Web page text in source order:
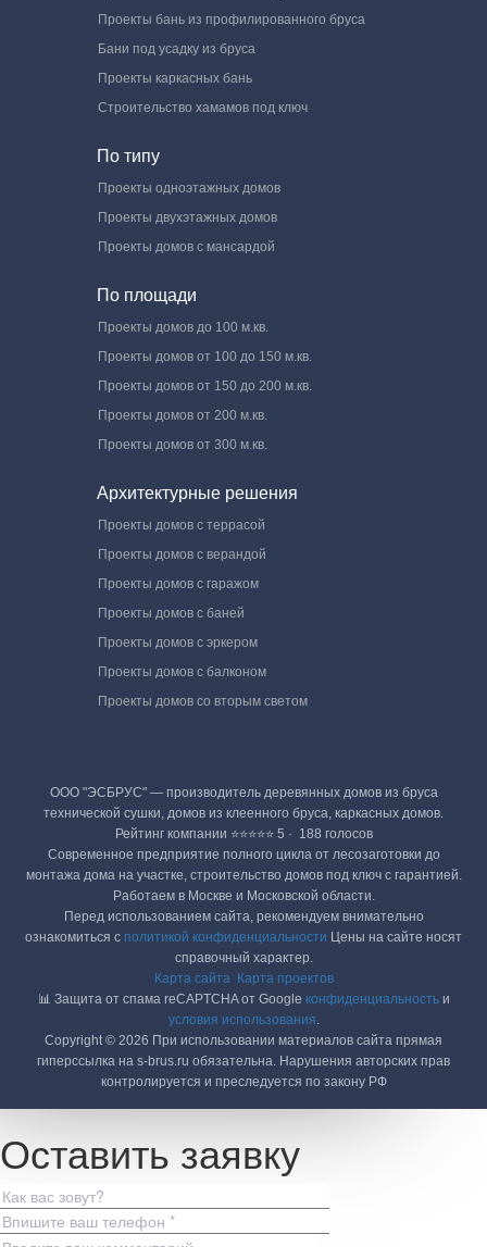
Проекты бань из профилированного бруса
Бани под усадку из бруса
Проекты каркасных бань
Строительство хамамов под ключ
По типу
Проекты одноэтажных домов
Проекты двухэтажных домов
Проекты домов с мансардой
По площади
Проекты домов до 100 м.кв.
Проекты домов от 100 до 150 м.кв.
Проекты домов от 150 до 200 м.кв.
Проекты домов от 200 м.кв.
Проекты домов от 300 м.кв.
Архитектурные решения
Проекты домов с террасой
Проекты домов с верандой
Проекты домов с гаражом
Проекты домов с баней
Проекты домов с эркером
Проекты домов с балконом
Проекты домов со вторым светом
ООО "ЭСБРУС" — производитель деревянных домов из бруса
технической сушки, домов из клеенного бруса, каркасных домов.
Рейтинг компании ⭐⭐⭐⭐⭐ 5 · ‎ 188 голосов
Современное предприятие полного цикла от лесозаготовки до
монтажа дома на участке, строительство домов под ключ с гарантией.
Работаем в Москве и Московской области.
Перед использованием сайта, рекомендуем внимательно
ознакомиться с политикой конфиденциальности Цены на сайте носят
справочный характер.
Карта сайта
Карта проектов
📊 Защита от спама reCAPTCHA от Google конфиденциальностьи
условия использования.
Copyright © 2026 При использовании материалов сайта прямая
гиперссылка на s-brus.ru обязательна. Нарушения авторских прав
контролируется и преследуется по закону РФ
Оставить заявку